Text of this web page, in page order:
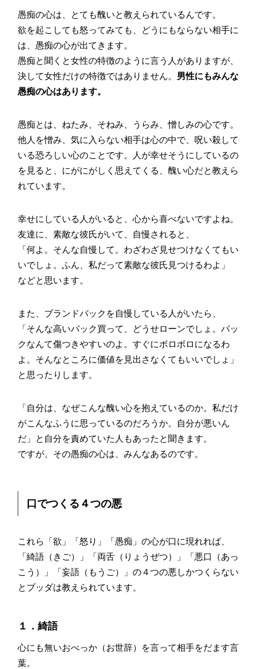
愚痴の心は、とても醜いと教えられているんです。
欲を起こしても怒ってみても、どうにもならない相手に
は、愚痴の心が出てきます。
愚痴と聞くと女性の特徴のように言う人がありますが、
決して女性だけの特徴ではありません。 男性にもみんな
愚痴の心はあります。
愚痴とは、ねたみ、そねみ、うらみ、憎しみの心です。
他人を憎み、気に入らない相手は心の中で、呪い殺して
いる恐ろしい心のことです。人が幸せそうにしているの
を見ると、にがにがしく思えてくる、醜い心だと教えら
れています。
幸せにしている人がいると、心から喜べないですよね。
友達に、素敵な彼氏がいて、自慢されると、
「何よ。そんな自慢して。わざわざ見せつけなくてもい
いでしょ。ふん、私だって素敵な彼氏見つけるわよ」
などと思います。
また、ブランドバックを自慢している人がいたら、
「そんな高いバック買って、どうせローンでしょ。バッ
クなんて傷つきやすいのよ。すぐにボロボロになるわ
よ。そんなところに価値を見出さなくてもいいでしょ」
と思ったりします。
「自分は、なぜこんな醜い心を抱えているのか。私だけ
がこんなふうに思っているのだろうか。自分が悪いん
だ」と自分を責めていた人もあったと聞きます。
ですが、その愚痴の心は、みんなあるのです。
口でつくる４つの悪
これら「欲」「怒り」「愚痴」の心が口に現れれば、
「綺語（きご）」「両舌（りょうぜつ）」「悪口（あっ
こう）」「妄語（もうご）」の４つの悪しかつくらない
とブッダは教えられています。
１．綺語
心にも無いおべっか（お世辞）を言って相手をだます言
葉。